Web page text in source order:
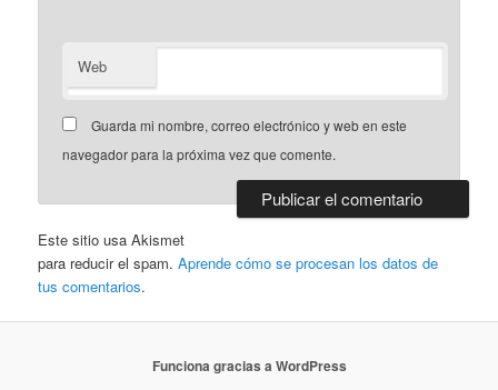
Web
Guarda mi nombre, correo electrónico y web en este
navegador para la próxima vez que comente.
Este sitio usa Akismet
para reducir el spam.Aprende cómo se procesan los datos de
tus comentarios.
Funciona gracias a WordPress